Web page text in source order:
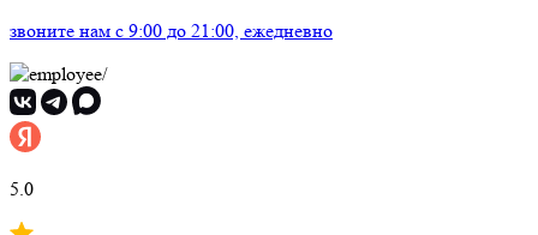
звоните нам c 9:00 до 21:00, ежедневно
5.0